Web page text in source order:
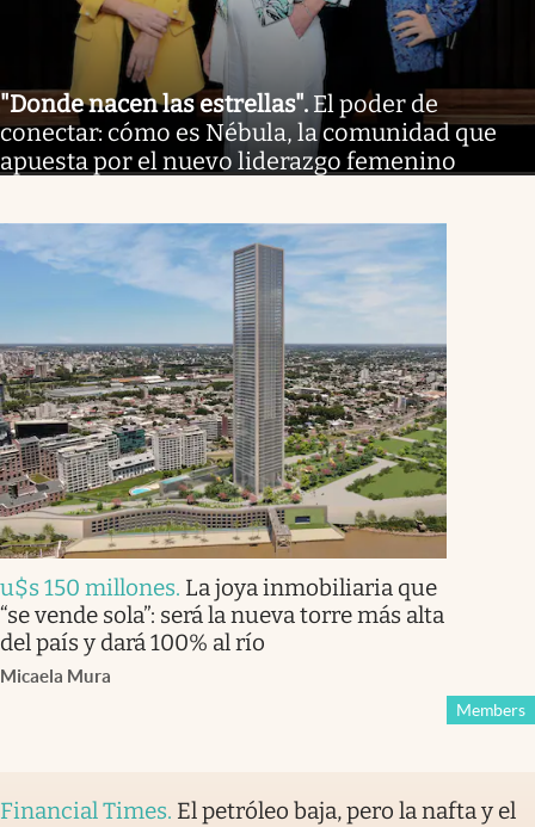
"Donde nacen las estrellas". El poder de
conectar: cómo es Nébula, la comunidad que
apuesta por el nuevo liderazgo femenino
u$s 150 millones. La joya inmobiliaria que
“se vende sola”: será la nueva torre más alta
del país y dará 100% al río
Micaela Mura
Members
Financial Times. El petróleo baja, pero la nafta y el